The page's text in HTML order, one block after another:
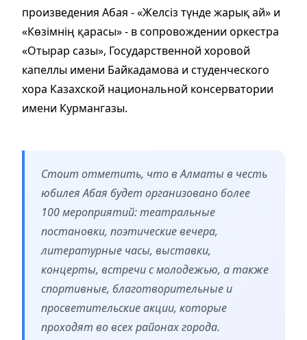
произведения Абая - «Желсіз түнде жарық ай» и
«Көзімнің қарасы» - в сопровождении оркестра
«Отырар сазы», Государственной хоровой
капеллы имени Байкадамова и студенческого
хора Казахской национальной консерватории
имени Курмангазы.
Стоит отметить, что в Алматы в честь
юбилея Абая будет организовано более
100 мероприятий: театральные
постановки, поэтические вечера,
литературные часы, выставки,
концерты, встречи с молодежью, а также
спортивные, благотворительные и
просветительские акции, которые
проходят во всех районах города.